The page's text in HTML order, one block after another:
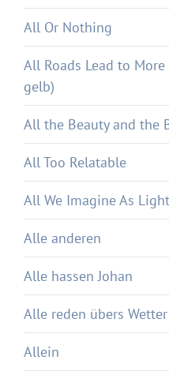
All Or Nothing
All Roads Lead to
gelb)
All the Beauty and the
All Too Relatable
All We Imagine As Light
Alle anderen
Alle hassen Johan
Alle reden übers Wetter
Allein